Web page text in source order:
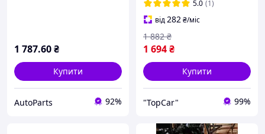
1 787.60₴
Купити
AutoParts 92%
2014) 5.0 (1)
від282₴/міс
1 694₴
1 882 ₴
Купити
"TopCar" 99%